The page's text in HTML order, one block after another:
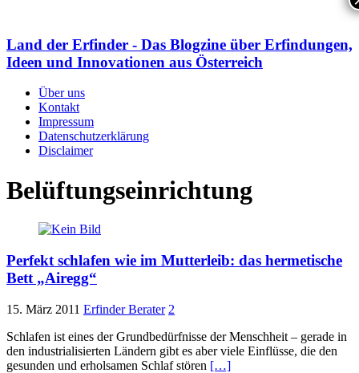
Land der Erfinder - Das Blogzine über Erfindungen,
Ideen und Innovationen aus Österreich
Über uns
Kontakt
Impressum
Datenschutzerklärung
Disclaimer
Belüftungseinrichtung
Perfekt schlafen wie im Mutterleib: das hermetische
Bett „Airegg“
15. März 2011 Erfinder Berater 2
Schlafen ist eines der Grundbedürfnisse der Menschheit – gerade in
den industrialisierten Ländern gibt es aber viele Einflüsse, die den
gesunden und erholsamen Schlaf stören […]